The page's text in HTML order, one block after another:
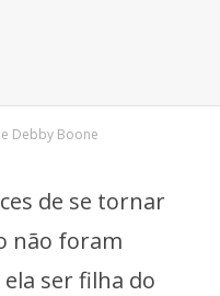
Debby Boone
de se tornar
não foram
ser filha do